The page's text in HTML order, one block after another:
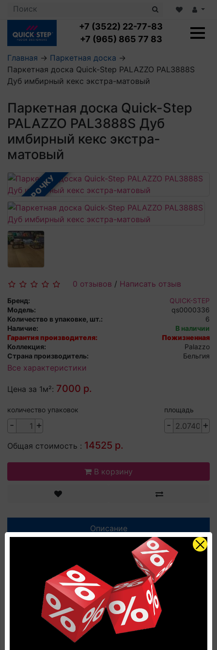
+7 (3522) 22-77-83
+7 (965) 865 77 83
Ламинат с укладкой
Влагостойкий ламинат
Посмотреть все категории
LOC FLOOR FANCY
LOC FLOOR ARCTIC
Посмотреть все категории
Кварцвиниловая плитка с укладкой
Клеевая кварцвиниловая плитка
Виниловый ламинат
Кварцвинил SPC OASIS
Посмотреть все категории
Плинтус
Профили для ступеней
Подложка
Аксессуары для напольных покрытий
Посмотреть все категории
Аксессуары для стеновых панелей
Посмотреть все категории
Главная → Паркетная доска →
Паркетная доска Quick-Step PALAZZO PAL3888S
Дуб имбирный кекс экстра-матовый
Паркетная доска Quick-Step
PALAZZO PAL3888S Дуб
имбирный кекс экстра-
матовый
В РАССРОЧКУ
0 отзывов / Написать отзыв
Бренд:
QUICK-STEP
Модель:
qs0000336
Количество в упаковке, шт.:
6
Наличие:
В наличии
Гарантия производителя:
Пожизненная
Коллекция:
Palazzo
Страна производитель:
Бельгия
Все характеристики
Цена за 1м²: 7000 р.
количество упаковок
- +
площадь
- +
Общая стоимость : 14525 р.
В корзину
Описание
Характеристики
Отзывов (0)
Паркетная доска Quick-Step
PALAZZO PAL3888S Дуб имбирный
кекс экстра-матовый по цене
производителя